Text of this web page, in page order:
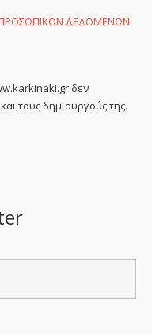
ΠΡΟΣΩΠΙΚΩΝ ΔΕΔΟΜΕΝΩΝ
δεν
τους δημιουργούς της.